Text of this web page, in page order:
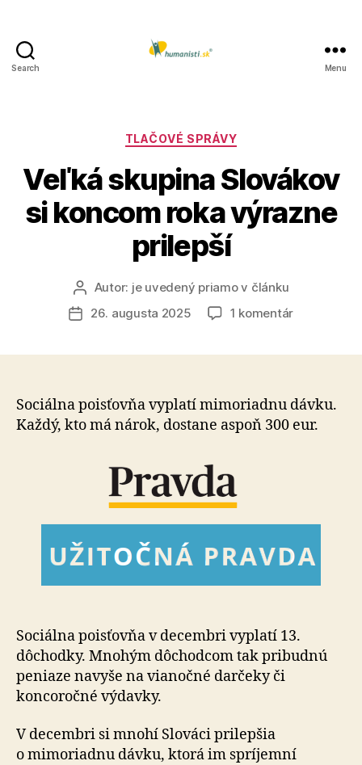
Search Menu
Kategórie
TLAČOVÉ SPRÁVY
Veľká skupina Slovákov
si koncom roka výrazne
prilepší
Autor
článku
Autor: je uvedený priamo v článku
Dátum
26. augusta 2025 1 komentárna
koncom
roka
Sociálna poisťovňa vyplatí mimoriadnu dávku.
Každý, kto má nárok, dostane aspoň 300 eur.
Sociálna poisťovňa v decembri vyplatí 13.
dôchodky. Mnohým dôchodcom tak pribudnú
peniaze navyše na vianočné darčeky či
koncoročné výdavky.
V decembri si mnohí Slováci prilepšia
o mimoriadnu dávku, ktorá im spríjemní